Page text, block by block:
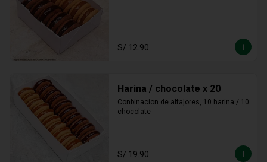
S/ 12.90
Harina / chocolate x 20
Conbinacion de alfajores, 10 harina / 10
chocolate
S/ 19.90